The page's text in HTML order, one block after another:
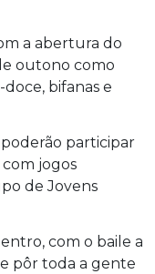
a abertura do
outono como
bifanas e
poderão participar
jogos
de Jovens
com o baile a
pôr toda a gente